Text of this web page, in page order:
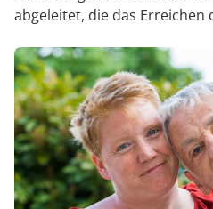
abgeleitet, die das Erreichen